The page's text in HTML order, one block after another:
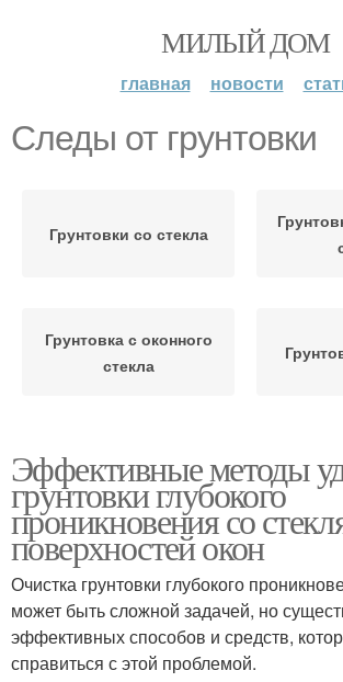
МИЛЫЙ ДОМ
главная новости
Следы от грунтовки
Грунтовки со стекла
Грунтовка с оконного
стекла
Эффективные методы
грунтовки глубокого
проникновения со
поверхностей окон
Очистка грунтовки глубокого
может быть сложной задачей, но
эффективных способов и средств,
справиться с этой проблемой.